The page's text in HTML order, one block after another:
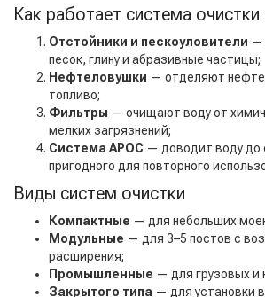
Как работает система
Отстойники и пескоуловители —
песок, глину и абразивные частицы;
Нефтеловушки — отделяют
топливо;
Фильтры — очищают воду от
мелких загрязнений;
Система АРОС — доводит воду до
пригодного для повторного
Виды систем очистки
Компактные — для небольших
Модульные — для 3–5 постов с
расширения;
Промышленные — для грузовых и
Закрытого типа — для установки